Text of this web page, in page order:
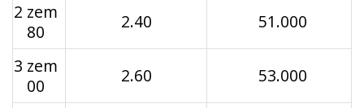
2 zem
80
2.40 51.000
3 zem
00
2.60 53.000